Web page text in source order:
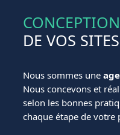
DE VOS
Nous sommes une
Nous concevons et
selon les bonnes
chaque étape de votre